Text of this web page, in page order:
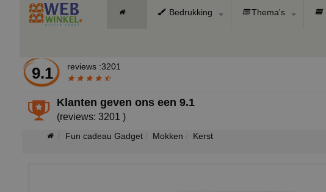
Bedrukking Thema's
9.1 reviews :3201
Klanten geven ons een9.1
(reviews: 3201 )
Fun cadeau Gadget Mokken Kerst